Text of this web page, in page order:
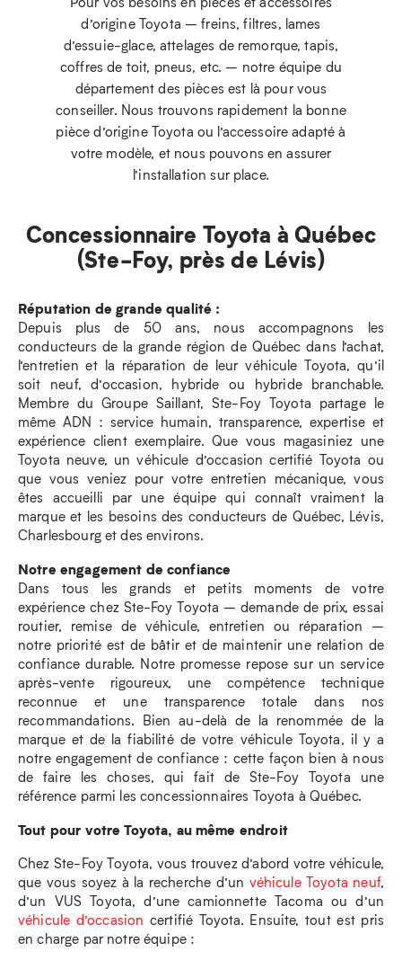
d’origine Toyota – freins, filtres, lames
d’essuie-glace, attelages de remorque, tapis,
coffres de toit, pneus, etc. – notre équipe du
département des pièces est là pour vous
conseiller. Nous trouvons rapidement la bonne
pièce d’origine Toyota ou l’accessoire adapté à
votre modèle, et nous pouvons en assurer
l’installation sur place.
Concessionnaire Toyota à Québec
(Ste-Foy, près de Lévis)
Réputation de grande qualité :
Depuis plus de 50 ans, nous accompagnons les
conducteurs de la grande région de Québec dans l’achat,
l’entretien et la réparation de leur véhicule Toyota, qu’il
soit neuf, d’occasion, hybride ou hybride branchable.
Membre du Groupe Saillant, Ste-Foy Toyota partage le
même ADN : service humain, transparence, expertise et
expérience client exemplaire. Que vous magasiniez une
Toyota neuve, un véhicule d’occasion certifié Toyota ou
que vous veniez pour votre entretien mécanique, vous
êtes accueilli par une équipe qui connaît vraiment la
marque et les besoins des conducteurs de Québec, Lévis,
Charlesbourg et des environs.
Notre engagement de confiance
Dans tous les grands et petits moments de votre
expérience chez Ste-Foy Toyota – demande de prix, essai
routier, remise de véhicule, entretien ou réparation –
notre priorité est de bâtir et de maintenir une relation de
confiance durable. Notre promesse repose sur un service
après-vente rigoureux, une compétence technique
reconnue et une transparence totale dans nos
recommandations. Bien au-delà de la renommée de la
marque et de la fiabilité de votre véhicule Toyota, il y a
notre engagement de confiance : cette façon bien à nous
de faire les choses, qui fait de Ste-Foy Toyota une
référence parmi les concessionnaires Toyota à Québec.
Tout pour votre Toyota, au même endroit
Chez Ste-Foy Toyota, vous trouvez d’abord votre véhicule,
que vous soyez à la recherche d’un véhicule Toyota neuf,
d’un VUS Toyota, d’une camionnette Tacoma ou d’un
véhicule d’occasion certifié Toyota. Ensuite, tout est pris
en charge par notre équipe :